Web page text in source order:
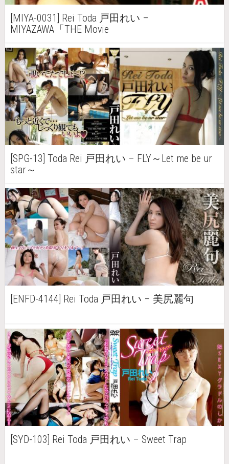
[MIYA-0031] Rei Toda 戸田れい –
MIYAZAWA「THE Movie
[SPG-13] Toda Rei 戸田れい – FLY～Let me be ur
star～
[ENFD-4144] Rei Toda 戸田れい – 美尻麗句
[SYD-103] Rei Toda 戸田れい – Sweet Trap